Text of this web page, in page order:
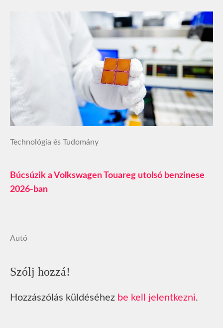
Technológia és Tudomány
Búcsúzik a Volkswagen Touareg utolsó benzinese
2026-ban
Autó
Szólj hozzá!
Hozzászólás küldéséhez be kell jelentkezni.